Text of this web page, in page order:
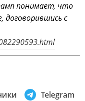
понимает, что
договорившись с
Telegram